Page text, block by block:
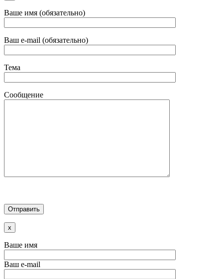
Ваше имя (обязательно)
Ваш e-mail (обязательно)
Тема
Сообщение
x
Ваше имя
Ваш e-mail